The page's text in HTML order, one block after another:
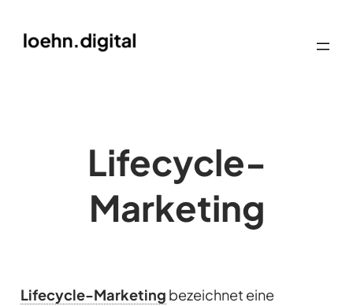
Lifecycle-
Marketing
Lifecycle-Marketing bezeichnet eine